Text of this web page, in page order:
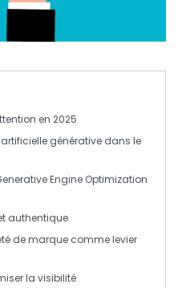
en 2025
générative dans le
Engine Optimization
authentique
de marque comme levier
la visibilité